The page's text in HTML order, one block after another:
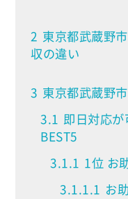
2 東京都武蔵野
収の違い
3 東京都武蔵野
3.1 即日対応
BEST5
3.1.1 1位 お
3.1.1.1 お